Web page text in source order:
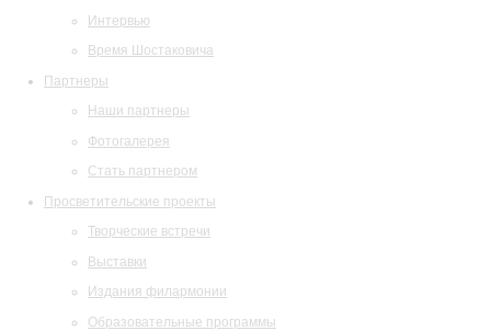
Интервью
Время Шостаковича
Партнеры
Наши партнеры
Фотогалерея
Стать партнером
Просветительские проекты
Творческие встречи
Выставки
Издания филармонии
Образовательные программы